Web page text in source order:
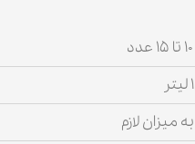
۱۰ تا ۱۵ عدد
۱ لیتر
به میزان لازم